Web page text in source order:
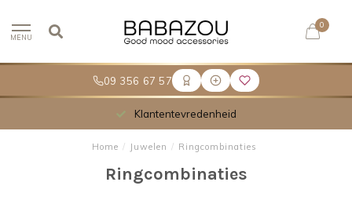
09 356 67 57
MENU
0
Meer dan 30.000 tevreden klanten
Home / Juwelen / Ringcombinaties
Ringcombinaties